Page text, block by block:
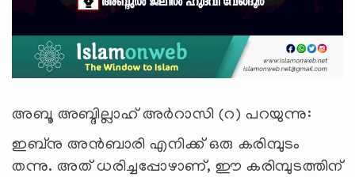
അബൂ അബ്ദില്ലാഹ് അർറാസി (റ) പറയുന്നു:
ഇബ്നു അൻബാരി എനിക്ക് ഒരു കരിമ്പുടം
തന്നു. അത് ധരിച്ചപ്പോഴാണ്, ഈ കരിമ്പുടത്തിന്